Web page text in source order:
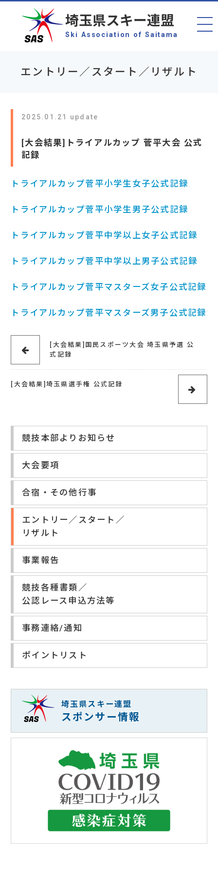
埼玉県スキー連盟
Ski Association of Saitama
エントリー／スタート／リザルト
2025.01.21 update
[大会結果]トライアルカップ 菅平大会 公式
記録
トライアルカップ菅平小学生女子公式記録
トライアルカップ菅平小学生男子公式記録
トライアルカップ菅平中学以上女子公式記録
トライアルカップ菅平中学以上男子公式記録
トライアルカップ菅平マスターズ女子公式記録
トライアルカップ菅平マスターズ男子公式記録
[大会結果]国民スポーツ大会 埼玉県予選 公
式記録
[大会結果]埼玉県選手権 公式記録
競技本部よりお知らせ
大会要項
合宿・その他行事
エントリー／スタート／
リザルト
事業報告
競技各種書類／
公認レース申込方法等
事務連絡/通知
ポイントリスト
埼玉県スキー連盟
スポンサー情報